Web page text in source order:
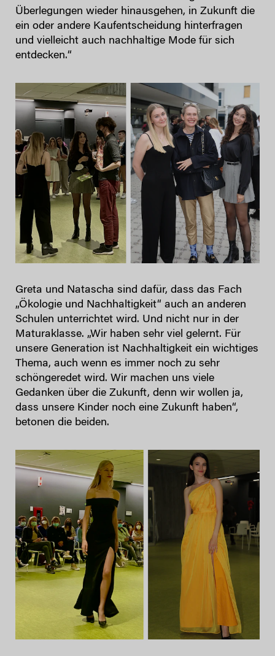
Überlegungen wieder hinausgehen, in Zukunft die
ein oder andere Kaufentscheidung hinterfragen
und vielleicht auch nachhaltige Mode für sich
entdecken.“
Greta und Natascha sind dafür, dass das Fach
„Ökologie und Nachhaltigkeit“ auch an anderen
Schulen unterrichtet wird. Und nicht nur in der
Maturaklasse. „Wir haben sehr viel gelernt. Für
unsere Generation ist Nachhaltigkeit ein wichtiges
Thema, auch wenn es immer noch zu sehr
schöngeredet wird. Wir machen uns viele
Gedanken über die Zukunft, denn wir wollen ja,
dass unsere Kinder noch eine Zukunft haben“,
betonen die beiden.